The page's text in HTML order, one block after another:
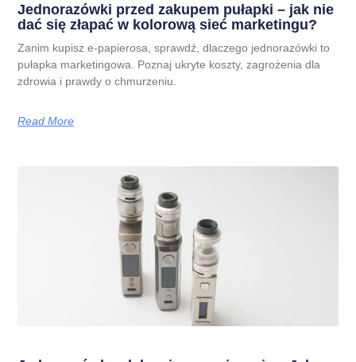
Jednorazówki przed zakupem pułapki – jak nie
dać się złapać w kolorową sieć marketingu?
Zanim kupisz e-papierosa, sprawdź, dlaczego jednorazówki to
pułapka marketingowa. Poznaj ukryte koszty, zagrożenia dla
zdrowia i prawdy o chmurzeniu.
Read More